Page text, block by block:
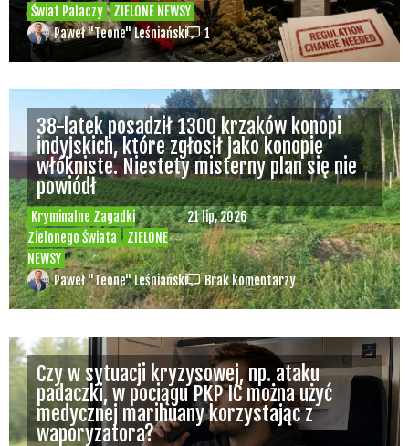
Świat Palaczy
ZIELONE NEWSY
Paweł "Teone" Leśniański 1
Kryminalne Zagadki
Zielonego Świata
ZIELONE
NEWSY
21 lip, 2026
38-latek posadził 1300 krzaków konopi
indyjskich, które zgłosił jako konopie
włókniste. Niestety misterny plan się nie
powiódł
Paweł "Teone" Leśniański Brak komentarzy
Czy w sytuacji kryzysowej, np. ataku
padaczki, w pociągu PKP IC można użyć
medycznej marihuany korzystając z
waporyzatora?